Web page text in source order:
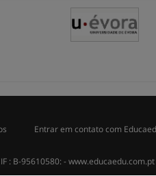
Entrar em contato com
: B-95610580: - www.educaedu.com.pt